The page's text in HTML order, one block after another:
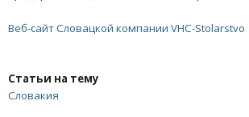
Веб-сайт Словацкой компании VHC-Stolarstvo
Статьи на тему
Словакия